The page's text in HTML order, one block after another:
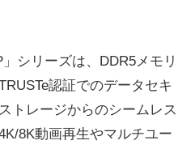
」シリーズは、DDR5メモリ
認証でのデータセキ
トレージからのシームレス
8K動画再生やマルチユー